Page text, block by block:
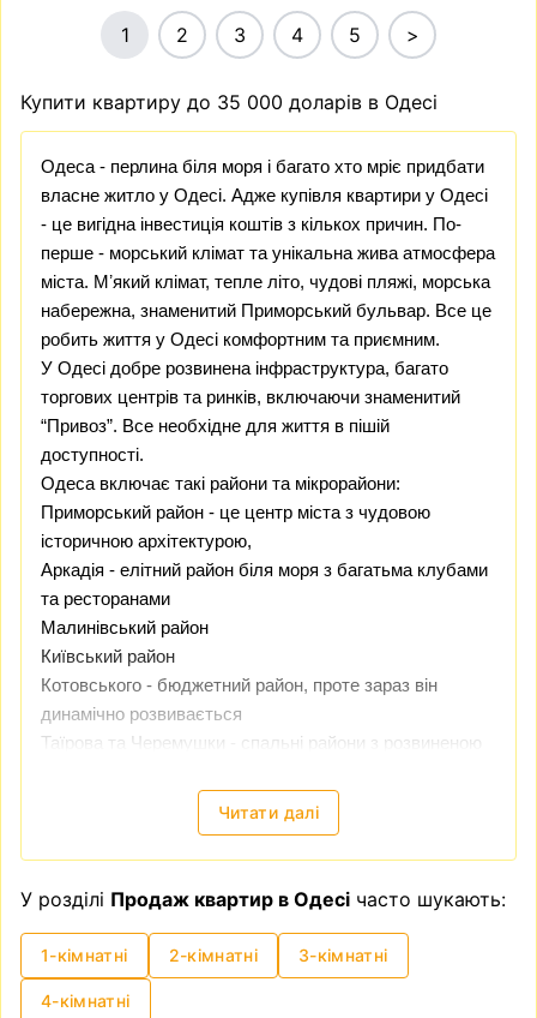
1 2 3 4 5 >
Купити квартиру до 35 000 доларів в Одесі
Одеса - перлина біля моря і багато хто мріє придбати
власне житло у Одесі. Адже купівля квартири у Одесі
- це вигідна інвестиція коштів з кількох причин. По-
перше - морський клімат та унікальна жива атмосфера
міста. Мʼякий клімат, тепле літо, чудові пляжі, морська
набережна, знаменитий Приморський бульвар. Все це
робить життя у Одесі комфортним та приємним.
У Одесі добре розвинена інфраструктура, багато
торгових центрів та ринків, включаючи знаменитий
“Привоз”. Все необхідне для життя в пішій
доступності.
Одеса включає такі райони та мікрорайони:
Приморський район - це центр міста з чудовою
історичною архітектурою,
Аркадія - елітний район біля моря з багатьма клубами
та ресторанами
Малинівський район
Київський район
Котовського - бюджетний район, проте зараз він
динамічно розвивається
Таїрова та Черемушки - спальні райони з розвиненою
Одеса - дуже популярне туристичне місто і ціни на
нерухомість тут стабільно ростуть.Купити квартиру
і здати її в оренду, чи потім перепродати -
може бути хорошою інвестицією
Читати далі
У розділі Продаж квартир в Одесі часто шукають:
1-кімнатні 2-кімнатні 3-кімнатні
4-кімнатні